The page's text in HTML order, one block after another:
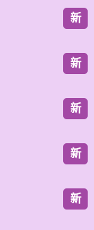
新
新
新
新
新